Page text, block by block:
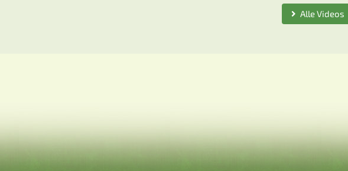
Alle Videos